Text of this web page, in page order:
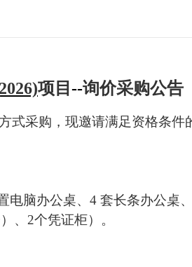
项目 --询价采购公告
式采购，现邀请满足资格条件
电脑办公桌、4 套长条办公桌
、2个凭证柜）。